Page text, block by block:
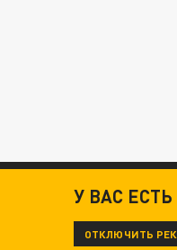
У ВАС
ОТКЛЮЧИТЬ